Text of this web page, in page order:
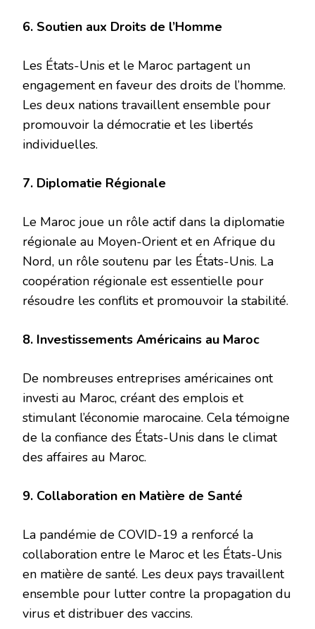
6. Soutien aux Droits de l’Homme
Les États-Unis et le Maroc partagent un
engagement en faveur des droits de l’homme.
Les deux nations travaillent ensemble pour
promouvoir la démocratie et les libertés
individuelles.
7. Diplomatie Régionale
Le Maroc joue un rôle actif dans la diplomatie
régionale au Moyen-Orient et en Afrique du
Nord, un rôle soutenu par les États-Unis. La
coopération régionale est essentielle pour
résoudre les conflits et promouvoir la stabilité.
8. Investissements Américains au Maroc
De nombreuses entreprises américaines ont
investi au Maroc, créant des emplois et
stimulant l’économie marocaine. Cela témoigne
de la confiance des États-Unis dans le climat
des affaires au Maroc.
9. Collaboration en Matière de Santé
La pandémie de COVID-19 a renforcé la
collaboration entre le Maroc et les États-Unis
en matière de santé. Les deux pays travaillent
ensemble pour lutter contre la propagation du
virus et distribuer des vaccins.